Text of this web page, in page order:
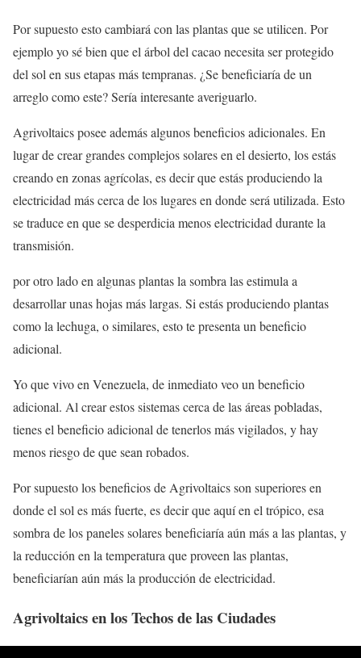
Por supuesto esto cambiará con las plantas que se utilicen. Por
ejemplo yo sé bien que el árbol del cacao necesita ser protegido
del sol en sus etapas más tempranas. ¿Se beneficiaría de un
arreglo como este? Sería interesante averiguarlo.
Agrivoltaics posee además algunos beneficios adicionales. En
lugar de crear grandes complejos solares en el desierto, los estás
creando en zonas agrícolas, es decir que estás produciendo la
electricidad más cerca de los lugares en donde será utilizada. Esto
se traduce en que se desperdicia menos electricidad durante la
transmisión.
por otro lado en algunas plantas la sombra las estimula a
desarrollar unas hojas más largas. Si estás produciendo plantas
como la lechuga, o similares, esto te presenta un beneficio
adicional.
Yo que vivo en Venezuela, de inmediato veo un beneficio
adicional. Al crear estos sistemas cerca de las áreas pobladas,
tienes el beneficio adicional de tenerlos más vigilados, y hay
menos riesgo de que sean robados.
Por supuesto los beneficios de Agrivoltaics son superiores en
donde el sol es más fuerte, es decir que aquí en el trópico, esa
sombra de los paneles solares beneficiaría aún más a las plantas, y
la reducción en la temperatura que proveen las plantas,
beneficiarían aún más la producción de electricidad.
Agrivoltaics en los Techos de las Ciudades